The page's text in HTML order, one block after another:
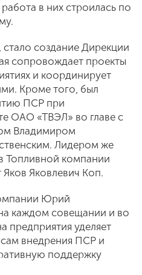
в них строилась по
создание Дирекции
сопровождает проекты
и координирует
Кроме того, был
ПСР при
ОАО «ТВЭЛ» во главе с
Владимиром
Лидером же
Топливной компании
Яков Яковлевич Коп.
Юрий
каждом совещании и во
предприятия уделяет
внедрения ПСР и
поддержку